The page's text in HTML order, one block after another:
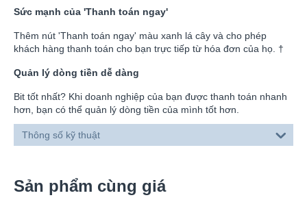
Sức mạnh của 'Thanh toán ngay'
Thêm nút 'Thanh toán ngay' màu xanh lá cây và cho phép
khách hàng thanh toán cho bạn trực tiếp từ hóa đơn của họ. †
Quản lý dòng tiền dễ dàng
Bit tốt nhất? Khi doanh nghiệp của bạn được thanh toán nhanh
hơn, bạn có thể quản lý dòng tiền của mình tốt hơn.
Thông số kỹ thuật
Sản phẩm cùng giá